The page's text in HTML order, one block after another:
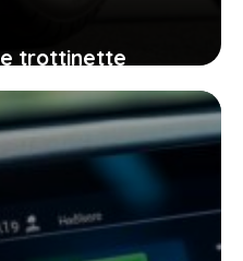
trottinette
praticité